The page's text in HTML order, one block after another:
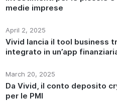
medie imprese
April 2, 2025
Vivid lancia il tool business
integrato in un’app
March 20, 2025
Da Vivid, il conto deposito
per le PMI